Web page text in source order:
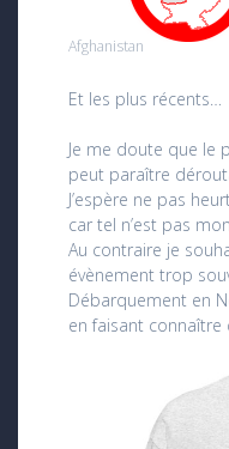
Afghanistan
Et les plus récents…
Je me doute que le
peut paraître
J’espère ne pas
car tel n’est pas
Au contraire je
évènement trop
Débarquement en
en faisant connaître